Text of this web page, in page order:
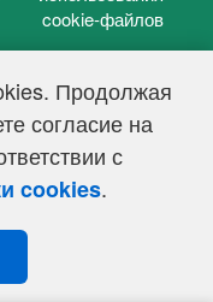
Продолжая
согласие на
с
cookies.
cookie-файлов
77-39848, выдано
коммуникаций